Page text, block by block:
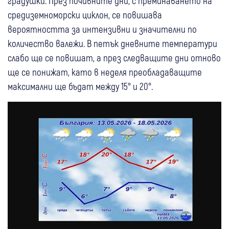
средиземноморски циклон, се повишава
вероятността за интензивни и значителни по
количество валежи. В петък дневните температури
слабо ще се повишат, а през следващите дни отново
ще се понижат, като в неделя преобладаващите
максимални ще бъдат между 15° и 20°.